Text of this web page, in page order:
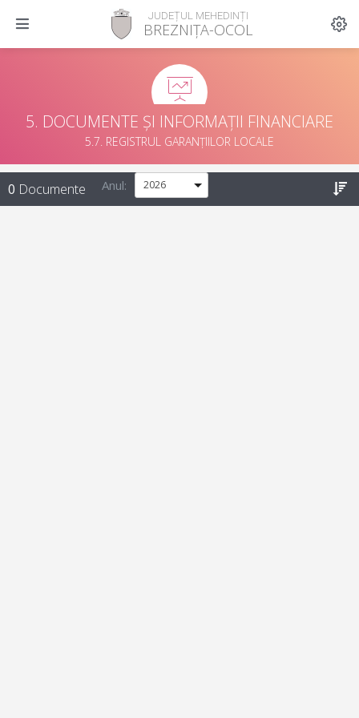
JUDEȚUL MEHEDINȚI
BREZNIȚA-OCOL
5. DOCUMENTE ȘI INFORMAȚII FINANCIARE
5.7. REGISTRUL GARANȚIILOR LOCALE
0 Documente Anul: